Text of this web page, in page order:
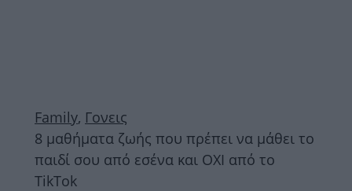
Family, Γονεις
8 μαθήματα ζωής που πρέπει να μάθει το
παιδί σου από εσένα και ΟΧΙ από το
TikTok